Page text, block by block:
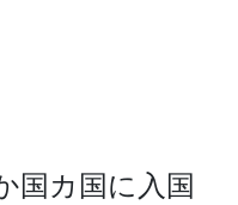
国カ国に入国